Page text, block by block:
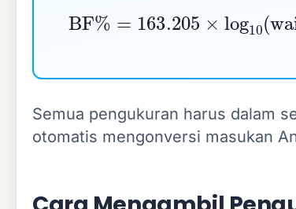
BF% 163.205× log10(
Semua pengukuran harus dalam
otomatis mengonversi masukan